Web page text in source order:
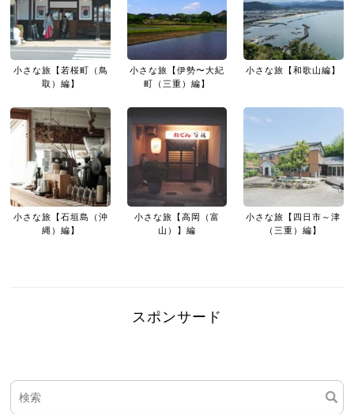
小さな旅【若桜町（鳥
取）編】
小さな旅【伊勢〜大紀
町（三重）編】
小さな旅【和歌山編】
小さな旅【石垣島（沖
縄）編】
小さな旅【高岡（富
山）】編
小さな旅【四日市～津
（三重）編】
スポンサード